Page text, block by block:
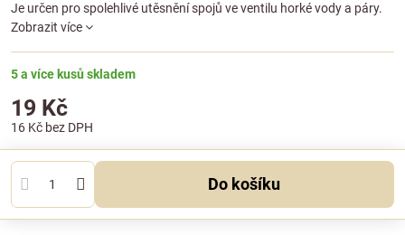
Je určen pro spolehlivé utěsnění spojů ve ventilu horké vody a páry.
Zobrazit více
5 a více kusů skladem
19 Kč
16 Kč bez DPH
Do košíku